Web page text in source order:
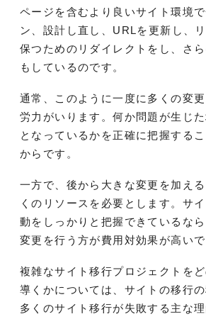
ページを含むより良いサイト環境
ン、設計し直し、URLを更新し、
保つためのリダイレクトをし、さ
もしているのです。
通常、このように一度に多くの変
労力がいります。何か問題が生じ
となっているかを正確に把握する
からです。
一方で、後から大きな変更を加え
くのリソースを必要とします。サ
動をしっかりと把握できているな
変更を行う方が費用対効果が高いで
複雑なサイト移行プロジェクトを
導くかについては、サイトの移行の
多くのサイト移行が失敗する主な